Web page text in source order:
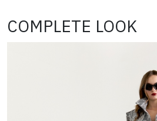
COMPLETE LOOK